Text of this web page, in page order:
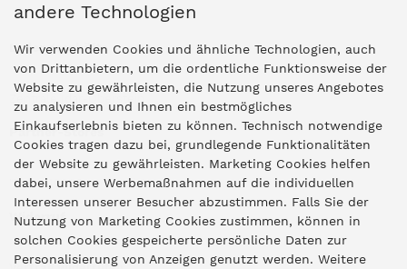
Ladengeschäfte
Zentrale Idar-Oberstein
Partner-Stores
"Deko 409" Bernkastel-Kues
Widerruf
andere Technologien
Wir verwenden Cookies und ähnliche Technologien, auch
von Drittanbietern, um die ordentliche Funktionsweise der
Website zu gewährleisten, die Nutzung unseres Angebotes
zu analysieren und Ihnen ein bestmögliches
Einkaufserlebnis bieten zu können. Technisch notwendige
Cookies tragen dazu bei, grundlegende Funktionalitäten
der Website zu gewährleisten. Marketing Cookies helfen
dabei, unsere Werbemaßnahmen auf die individuellen
Interessen unserer Besucher abzustimmen. Falls Sie der
Nutzung von Marketing Cookies zustimmen, können in
solchen Cookies gespeicherte persönliche Daten zur
Personalisierung von Anzeigen genutzt werden. Weitere